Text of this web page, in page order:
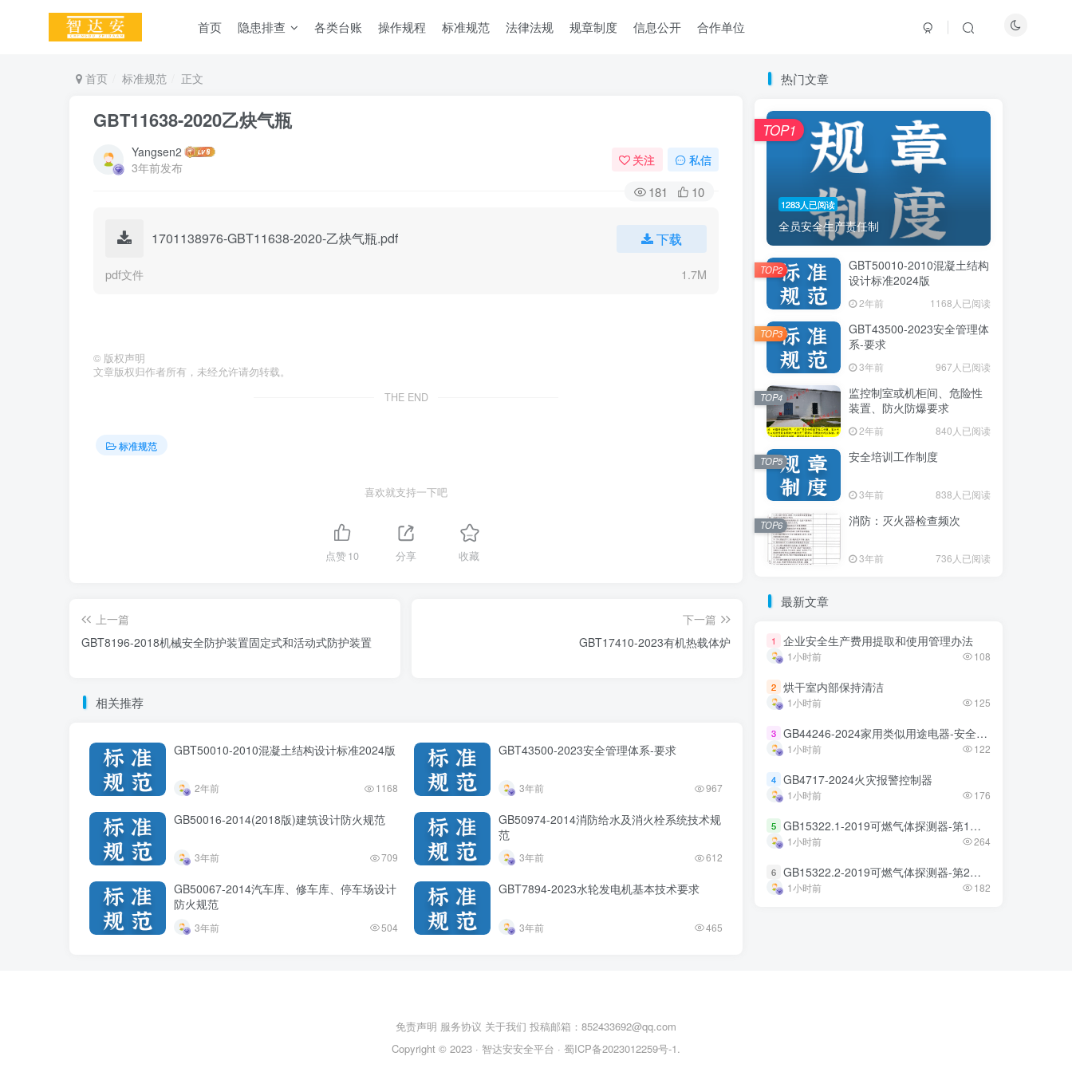
首页 隐患排查 各类台账 操作规程 标准规范 法律法规 规章制度 信息公开 合作单位
首页 标准规范 正文
GBT11638-2020乙炔气瓶
Yangsen2
3年前发布
关注 私信
181 10
1701138976-GBT11638-2020-乙炔气瓶.pdf 下载
pdf文件 1.7M
© 版权声明
文章版权归作者所有，未经允许请勿转载。
THE END
标准规范
喜欢就支持一下吧
点赞10 分享 收藏
上一篇
GBT8196-2018机械安全防护装置固定式和活动式防护装置
下一篇
GBT17410-2023有机热载体炉
相关推荐
GBT50010-2010混凝土结构设计标准2024版
2年前 1168
GBT43500-2023安全管理体系-要求
3年前 967
GB50016-2014(2018版)建筑设计防火规范
3年前 709
GB50974-2014消防给水及消火栓系统技术规
范
3年前 612
GB50067-2014汽车库、修车库、停车场设计
防火规范
3年前 504
GBT7894-2023水轮发电机基本技术要求
3年前 465
热门文章
1283人已阅读
全员安全生产责任制
TOP1
GBT50010-2010混凝土结构
设计标准2024版
2年前 1168人已阅读
TOP2
GBT43500-2023安全管理体
系-要求
3年前 967人已阅读
TOP3
监控制室或机柜间、危险性
装置、防火防爆要求
2年前 840人已阅读
TOP4
安全培训工作制度
3年前 838人已阅读
TOP5
消防：灭火器检查频次
3年前 736人已阅读
TOP6
最新文章
1 企业安全生产费用提取和使用管理办法
1小时前 108
2 烘干室内部保持清洁
1小时前 125
3 GB44246-2024家用类似用途电器-安全技术规范
1小时前 122
4 GB4717-2024火灾报警控制器
1小时前 176
5 GB15322.1-2019可燃气体探测器-第1部分
1小时前 264
6 GB15322.2-2019可燃气体探测器-第2部分
1小时前 182
热门文章
1283人已阅读
全员安全生产责任制
TOP1
GBT50010-2010混凝土结构
设计标准2024版
2年前 1168人已阅读
TOP2
GBT43500-2023安全管理体
系-要求
3年前 967人已阅读
TOP3
监控制室或机柜间、危险性
装置、防火防爆要求
2年前 840人已阅读
TOP4
安全培训工作制度
3年前 838人已阅读
TOP5
消防：灭火器检查频次
3年前 736人已阅读
TOP6
最新文章
1 企业安全生产费用提取和使用管理办法
1小时前 108
2 烘干室内部保持清洁
1小时前 125
3 GB44246-2024家用类似用途电器-安全技术规范
1小时前 122
4 GB4717-2024火灾报警控制器
1小时前 176
5 GB15322.1-2019可燃气体探测器-第1部分
1小时前 264
6 GB15322.2-2019可燃气体探测器-第2部分
1小时前 182
免责声明 服务协议 关于我们 投稿邮箱：852433692@qq.com
Copyright © 2023 · 智达安安全平台 · 蜀ICP备2023012259号-1.